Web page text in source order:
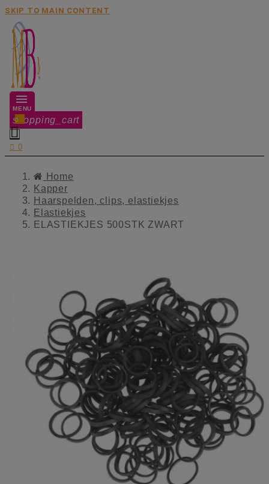
SKIP TO MAIN CONTENT
MENU
shopping_cart
0

 0
Home
Kapper
Haarspelden, clips, elastiekjes
Elastiekjes
ELASTIEKJES 500STK ZWART